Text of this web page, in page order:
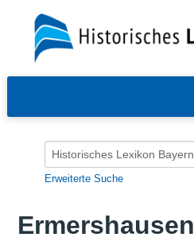
Erweiterte Suche
Ermershausen